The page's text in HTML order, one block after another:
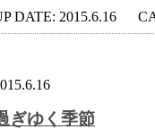
DATE: 2015.6.16
ぎゆく季節